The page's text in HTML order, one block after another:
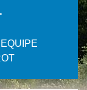
EQUIPE